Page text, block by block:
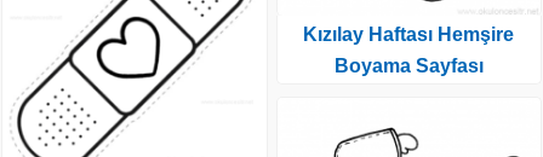
Kızılay Haftası Hemşire
Boyama Sayfası